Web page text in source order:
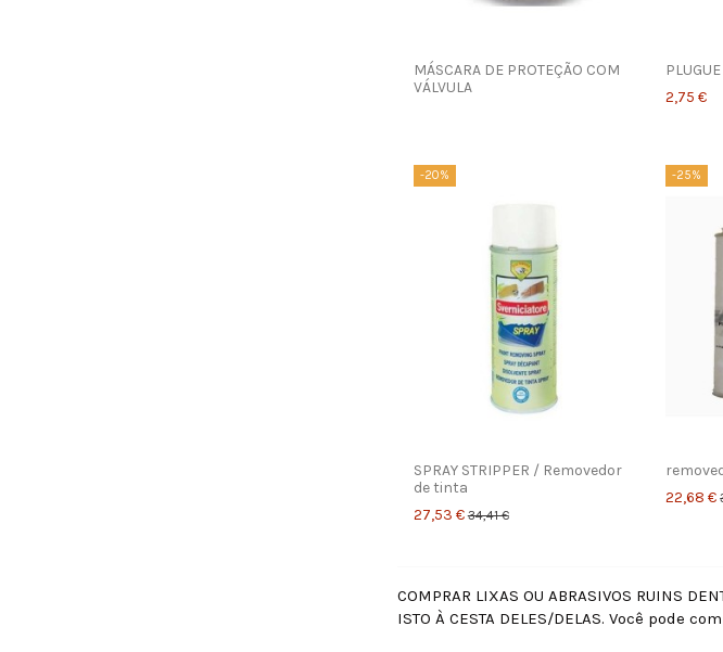
MÁSCARA DE PROTEÇÃO COM
VÁLVULA
2,75 €
-20%
SPRAY STRIPPER / Removedor
de tinta
27,53 €34,41 €
-25%
22,68 €
COMPRAR LIXAS OU ABRASIVOS RUINS
ISTO À CESTA DELES/DELAS. Você pode